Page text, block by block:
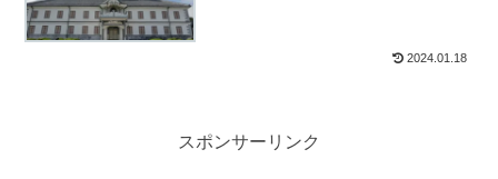
2024.01.18
スポンサーリンク